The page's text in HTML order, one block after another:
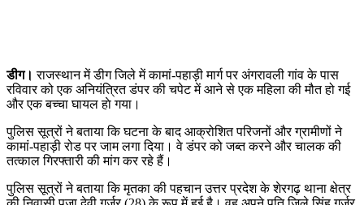
डीग। राजस्थान में डीग जिले में कामां-पहाड़ी मार्ग पर अंगरावली गांव के पास
रविवार को एक अनियंत्रित डंपर की चपेट में आने से एक महिला की मौत हो गई
और एक बच्चा घायल हाे गया।
पुलिस सूत्रों ने बताया कि घटना के बाद आक्रोशित परिजनों और ग्रामीणों ने
कामां-पहाड़ी रोड पर जाम लगा दिया। वे डंपर को जब्त करने और चालक की
तत्काल गिरफ्तारी की मांग कर रहे हैं।
पुलिस सूत्रों ने बताया कि मृतका की पहचान उत्तर प्रदेश के शेरगढ़ थाना क्षेत्र